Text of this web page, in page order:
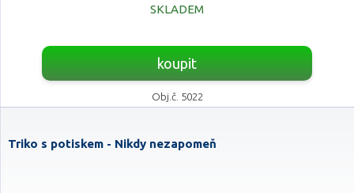
SKLADEM
koupit
Obj.č. 5022
Triko s potiskem - Nikdy nezapomeň